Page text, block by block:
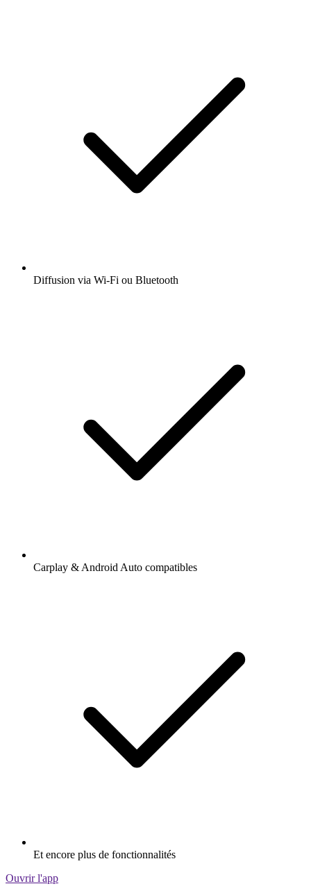
Diffusion via Wi-Fi ou Bluetooth
Carplay & Android Auto compatibles
Et encore plus de fonctionnalités
Ouvrir l'app